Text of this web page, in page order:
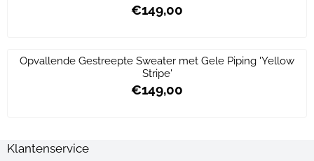
Prijs: 149,00
€149,00
Opvallende Gestreepte Sweater met Gele Piping 'Yellow
Stripe'
Prijs: 149,00
€149,00
Klantenservice